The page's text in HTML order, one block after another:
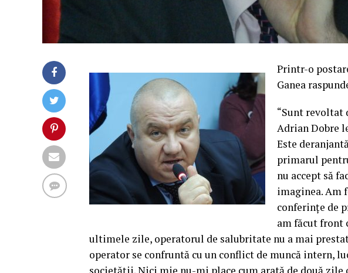
Printr-o
Ganea
“Sunt revoltat
Adrian Dobre
Este
primarul
nu accept să
imaginea. Am
conferințe de
am făcut front
ultimele zile, operatorul de salubritate nu a mai
operator se confruntă cu un conflict de muncă intern,